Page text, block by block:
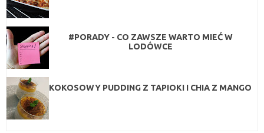
#PORADY - CO ZAWSZE WARTO MIEĆ W
LODÓWCE
KOKOSOWY PUDDING Z TAPIOKI I CHIA Z MANGO